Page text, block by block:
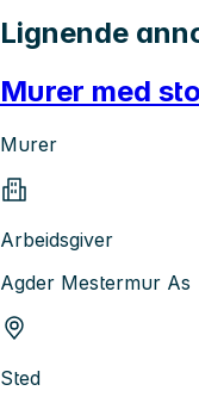
Lignende
Murer med
Murer
Arbeidsgiver
Agder Mestermur As
Sted